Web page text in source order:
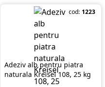
cod: 1223
Adeziv alb pentru piatra
naturala Kreisel 108, 25 kg